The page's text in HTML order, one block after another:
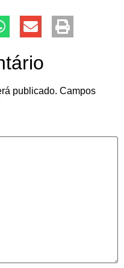
publicado. Campos